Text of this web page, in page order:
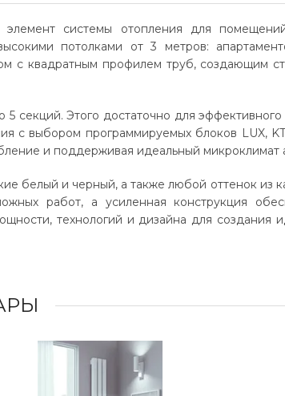
системы отопления для
потолками от 3 метров:
с квадратным профилем труб, создающим
секций. Этого достаточно для
с выбором программируемых блоков LUX,
и поддерживая идеальный микроклимат
белый и черный, а также любой оттенок из
работ, а усиленная конструкция
технологий и дизайна для создания